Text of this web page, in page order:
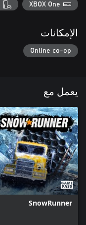
XBOX One
الإمكانات
Online co-op
يعمل مع
SnowRunner